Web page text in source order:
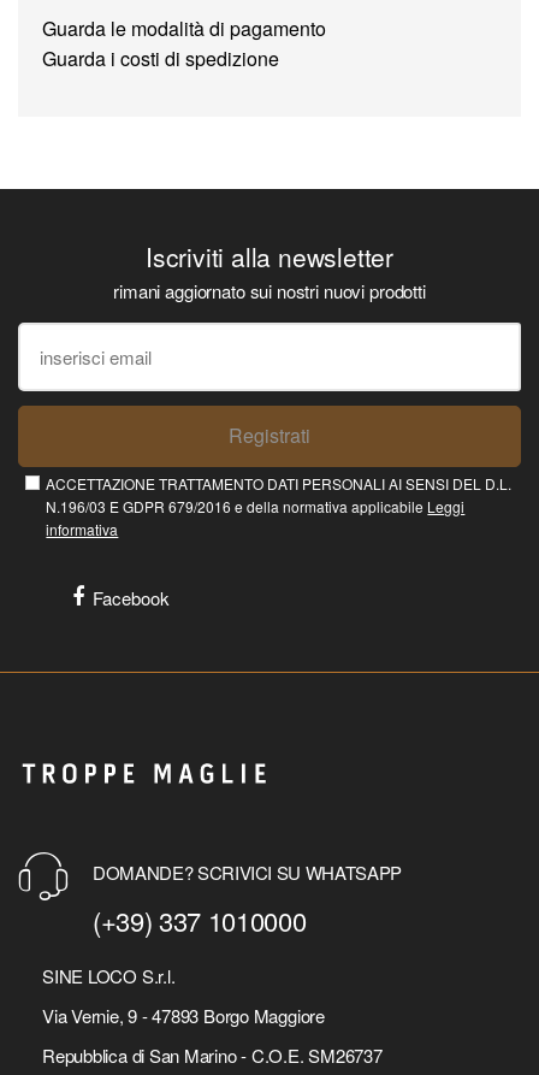
Guarda le modalità di pagamento
Guarda i costi di spedizione
Iscriviti alla newsletter
rimani aggiornato sui nostri nuovi prodotti
Registrati
ACCETTAZIONE TRATTAMENTO DATI PERSONALI AI SENSI DEL D.L.
N.196/03 E GDPR 679/2016 e della normativa applicabile Leggi
informativa
Facebook
DOMANDE? SCRIVICI SU WHATSAPP
(+39) 337 1010000
SINE LOCO S.r.l.
Via Vernie, 9 - 47893 Borgo Maggiore
Repubblica di San Marino - C.O.E. SM26737